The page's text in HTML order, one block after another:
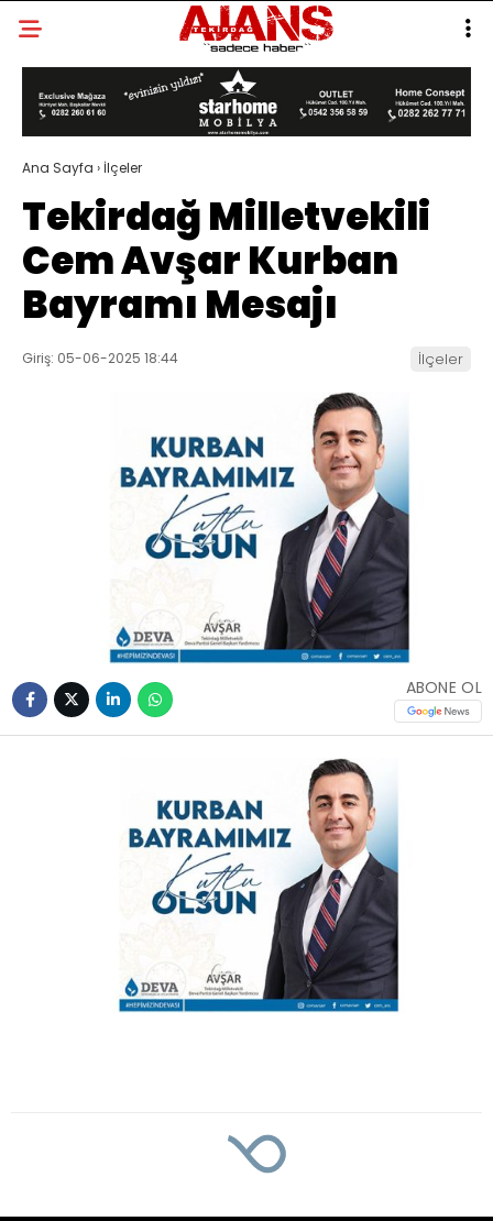
Ana Sayfa › İlçeler
Tekirdağ Milletvekili
Cem Avşar Kurban
Bayramı Mesajı
Giriş: 05-06-2025 18:44 İlçeler
ABONE OL